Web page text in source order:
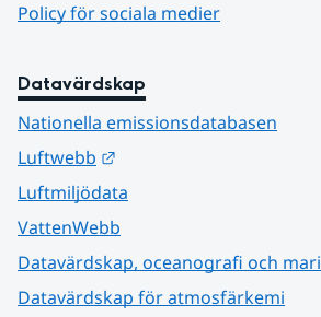
Policy för sociala medier
Datavärdskap
Nationella emissionsdatabasen
Luftwebb
Luftmiljödata
VattenWebb
Datavärdskap, oceanografi och
Datavärdskap för atmosfärkemi